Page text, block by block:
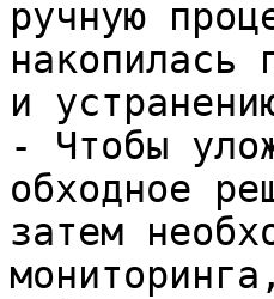
ручную
накопилась
и
- Чтобы
обходное
затем